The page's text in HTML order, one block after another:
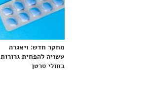
מחקר חדש: ויאגרה
עשויה להפחית גרורות
בחולי סרטן